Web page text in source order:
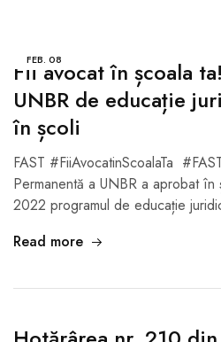
FEB. 08
Fii avocat în școala
UNBR de educație
în școli
FAST #FiiAvocatinScoalaTa
Permanentă a UNBR a aprobat
2022 programul de educație
Read more